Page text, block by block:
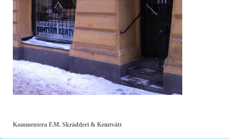
Kommentera F.M. Skrädderi & Kemtvätt